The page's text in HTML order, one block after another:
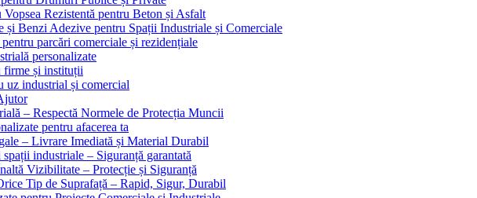
Rezistentă pentru Beton și Asfalt
și Benzi Adezive pentru Spații Industriale și Comerciale
parcări comerciale și rezidențiale
personalizate
firme și instituții
uz industrial și comercial
– Respectă Normele de Protecția Muncii
pentru afacerea ta
– Livrare Imediată și Material Durabil
industriale – Siguranță garantată
Vizibilitate – Protecție și Siguranță
Tip de Suprafață – Rapid, Sigur, Durabil